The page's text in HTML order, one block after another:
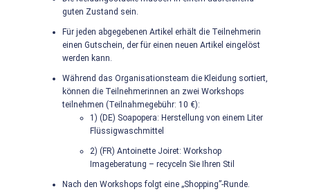
guten Zustand sein.
Für jeden abgegebenen Artikel erhält die Teilnehmerin
einen Gutschein, der für einen neuen Artikel eingelöst
werden kann.
Während das Organisationsteam die Kleidung sortiert,
können die Teilnehmerinnen an zwei Workshops
teilnehmen (Teilnahmegebühr: 10 €):
1) (DE) Soapopera: Herstellung von einem Liter
Flüssigwaschmittel
2) (FR) Antoinette Joiret: Workshop
Imageberatung – recyceln Sie Ihren Stil
Nach den Workshops folgt eine „Shopping”-Runde.